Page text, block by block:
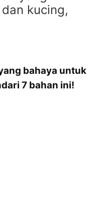
kucing,
bahaya untuk
7 bahan ini!